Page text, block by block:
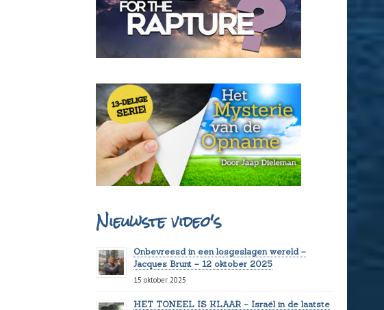
Nieuwste video's
Onbevreesd in een losgeslagen wereld –
Jacques Brunt – 12 oktober 2025
15 oktober 2025
HET TONEEL IS KLAAR – Israël in de laatste